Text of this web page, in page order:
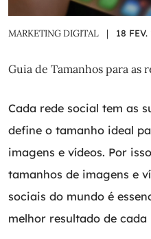
MARKETING DIGITAL | 18 FEV.
Guia de Tamanhos para as
Cada rede social tem as
define o tamanho ideal
imagens e vídeos. Por
tamanhos de imagens e
sociais do mundo é
melhor resultado de